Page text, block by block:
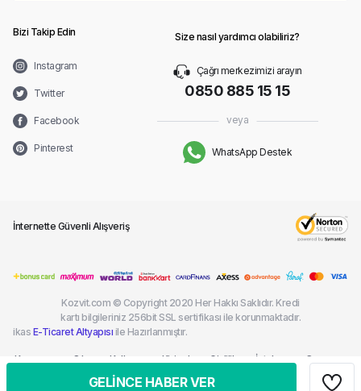
GELİNCE HABER VER
Bizi Takip Edin
Instagram
Twitter
Facebook
Pinterest
Size nasıl yardımcı olabiliriz?
Çağrı merkezimizi arayın
0850 885 15 15
veya
WhatsApp Destek
İnternette Güvenli Alışveriş
Kozvit.com © Copyright 2020 Her Hakkı Saklıdır. Kredi
kartı bilgileriniz 256bit SSL sertifikası ile korunmaktadır.
ikas E-Ticaret Altyapısı ile Hazırlanmıştır.
Kargom
Sık
Sorular
Kullanım
Şartları
Kişisel
Korunması
Gizlilik
Güvenlik
İptal ve
Çerez
Politikası